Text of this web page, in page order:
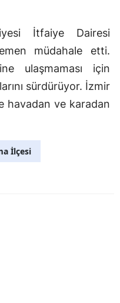
İtfaiye Dairesi
müdahale etti.
ulaşmaması için
sürdürüyor. İzmir
havadan ve karadan
İlçesi